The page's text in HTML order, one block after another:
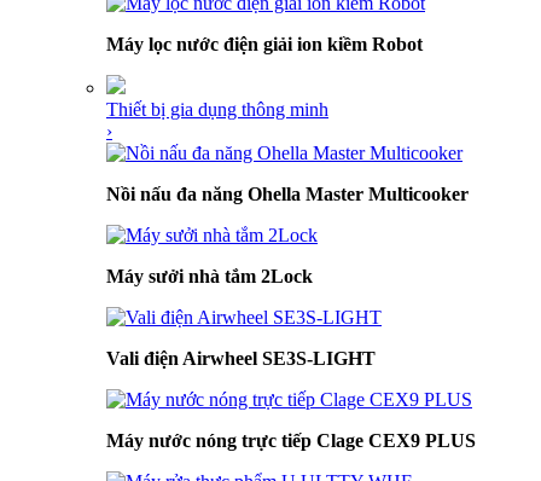
Máy lọc nước điện giải ion kiềm Robot
Thiết bị gia dụng thông minh
›
Nồi nấu đa năng Ohella Master Multicooker
Máy sưởi nhà tắm 2Lock
Vali điện Airwheel SE3S-LIGHT
Máy nước nóng trực tiếp Clage CEX9 PLUS